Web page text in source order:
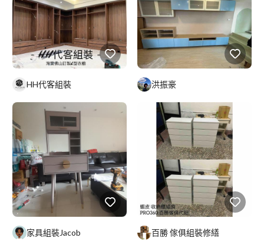
HH代客組裝
家具組裝Jacob
洪振豪
百勝 傢俱組裝修繕